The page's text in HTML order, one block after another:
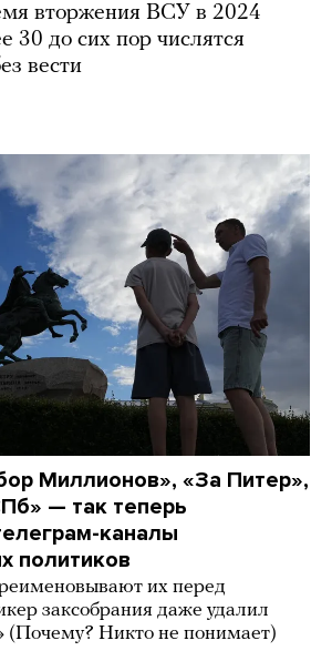
вторжения ВСУ в 2024
30 до сих пор числятся
вести
Миллионов», «За Питер»,
— так теперь
каналы
политиков
их перед
заксобрания даже удалил
(Почему? Никто не понимает)